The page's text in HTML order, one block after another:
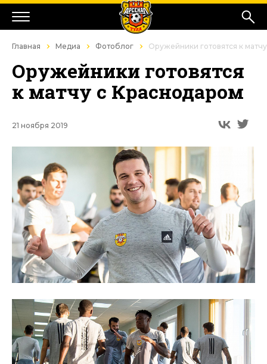
Главная Медиа Фотоблог Оружейники готовятся к
Оружейники готовятся
к матчу с Краснодаром
21 ноября 2019